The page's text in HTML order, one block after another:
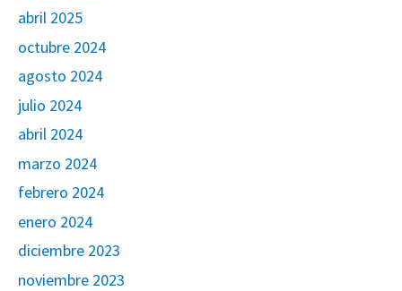
abril 2025
octubre 2024
agosto 2024
julio 2024
abril 2024
marzo 2024
febrero 2024
enero 2024
diciembre 2023
noviembre 2023